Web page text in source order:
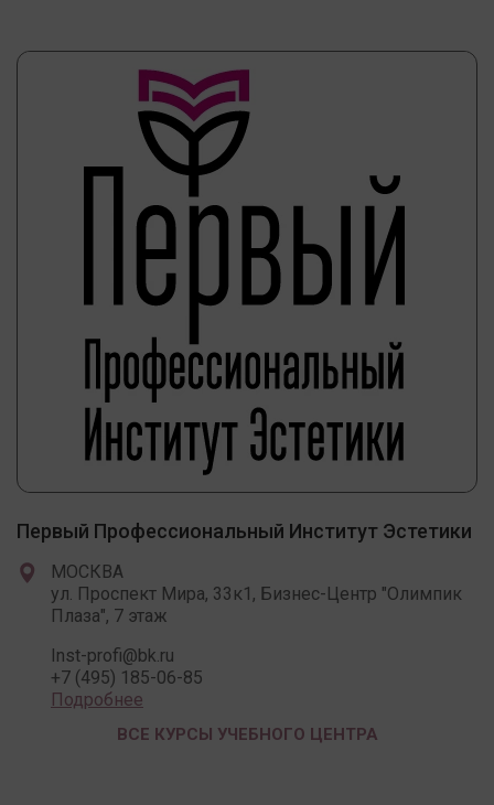
Первый Профессиональный Институт Эстетики
МОСКВА
ул. Проспект Мира, 33к1, Бизнес-Центр "Олимпик
Плаза", 7 этаж
Inst-profi@bk.ru
+7 (495) 185-06-85
Подробнее
ВСЕ КУРСЫ УЧЕБНОГО ЦЕНТРА